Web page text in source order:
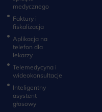
medycznego
Faktury i
fiskalizacja
Aplikacja na
telefon dla
lekarzy
Telemedycyna i
wideokonsultacje‎
Inteligentny
asystent
głosowy